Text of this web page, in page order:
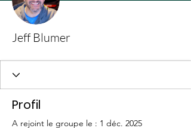
Jeff Blumer
Profil
A rejoint le groupe le : 1 déc. 2025